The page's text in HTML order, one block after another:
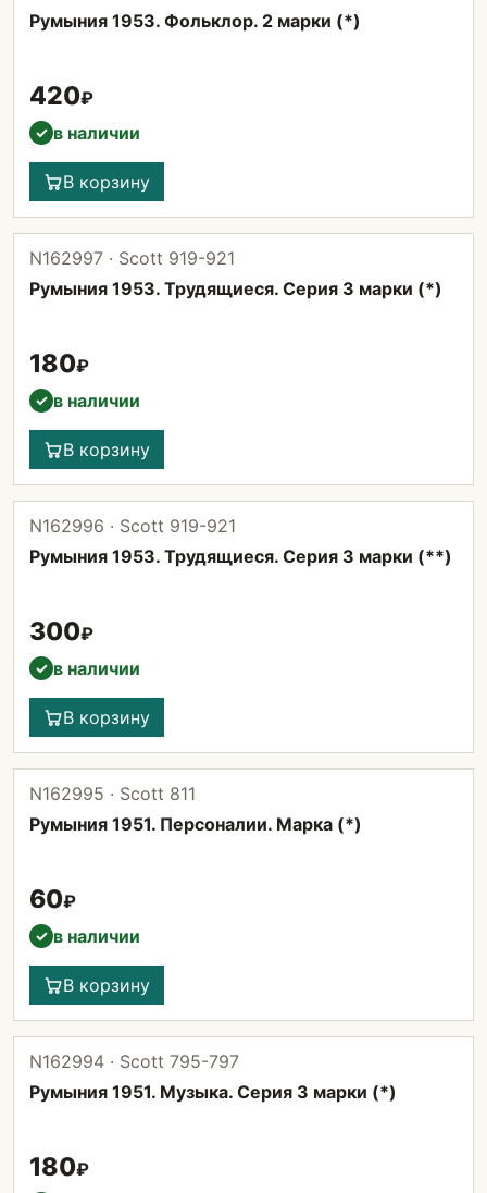
Румыния 1953. Фольклор. 2 марки (*)
420₽
✓ в наличии
В корзину
N162997 · Scott 919-921
Румыния 1953. Трудящиеся. Серия 3 марки (*)
180₽
✓ в наличии
В корзину
N162996 · Scott 919-921
Румыния 1953. Трудящиеся. Серия 3 марки (**)
300₽
✓ в наличии
В корзину
N162995 · Scott 811
Румыния 1951. Персоналии. Марка (*)
60₽
✓ в наличии
В корзину
N162994 · Scott 795-797
Румыния 1951. Музыка. Серия 3 марки (*)
180₽